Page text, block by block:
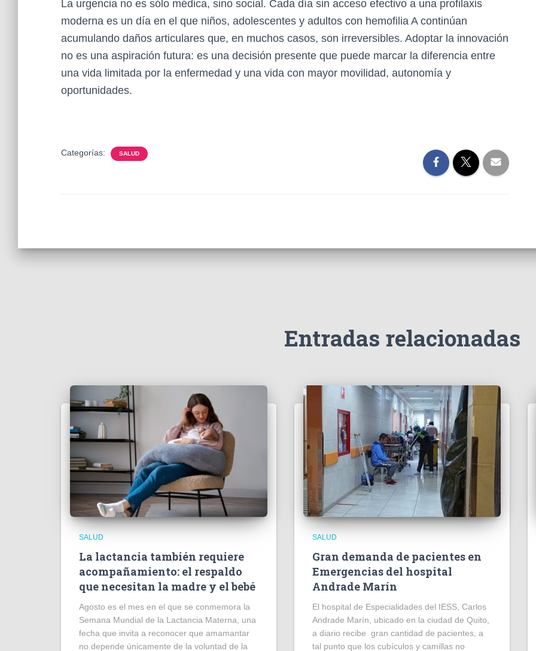
La urgencia no es sólo médica, sino social. Cada día sin acceso efectivo a una profilaxis
moderna es un día en el que niños, adolescentes y adultos con hemofilia A continúan
acumulando daños articulares que, en muchos casos, son irreversibles. Adoptar la innovación
no es una aspiración futura: es una decisión presente que puede marcar la diferencia entre
una vida limitada por la enfermedad y una vida con mayor movilidad, autonomía y
oportunidades.
Categorías: SALUD
Entradas relacionadas
SALUD
La lactancia también requiere
acompañamiento: el respaldo
que necesitan la madre y el bebé
Agosto es el mes en el que se conmemora la
Semana Mundial de la Lactancia Materna, una
fecha que invita a reconocer que amamantar
no depende únicamente de la voluntad de la
SALUD
Gran demanda de pacientes en
Emergencias del hospital
Andrade Marín
El hospital de Especialidades del IESS, Carlos
Andrade Marín, ubicado en la ciudad de Quito,
a diario recibe gran cantidad de pacientes, a
tal punto que los cubículos y camillas no